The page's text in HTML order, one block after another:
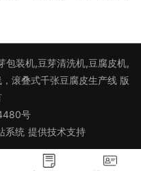
包装机,豆芽清洗机,豆腐皮机,
滚叠式千张豆腐皮生产线 版
号
系统 提供技术支持